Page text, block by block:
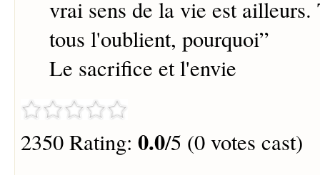
vrai sens de la vie est ailleurs.
tous l'oublient, pourquoi”
Le sacrifice et l'envie
2350 Rating: 0.0/5 (0 votes cast)